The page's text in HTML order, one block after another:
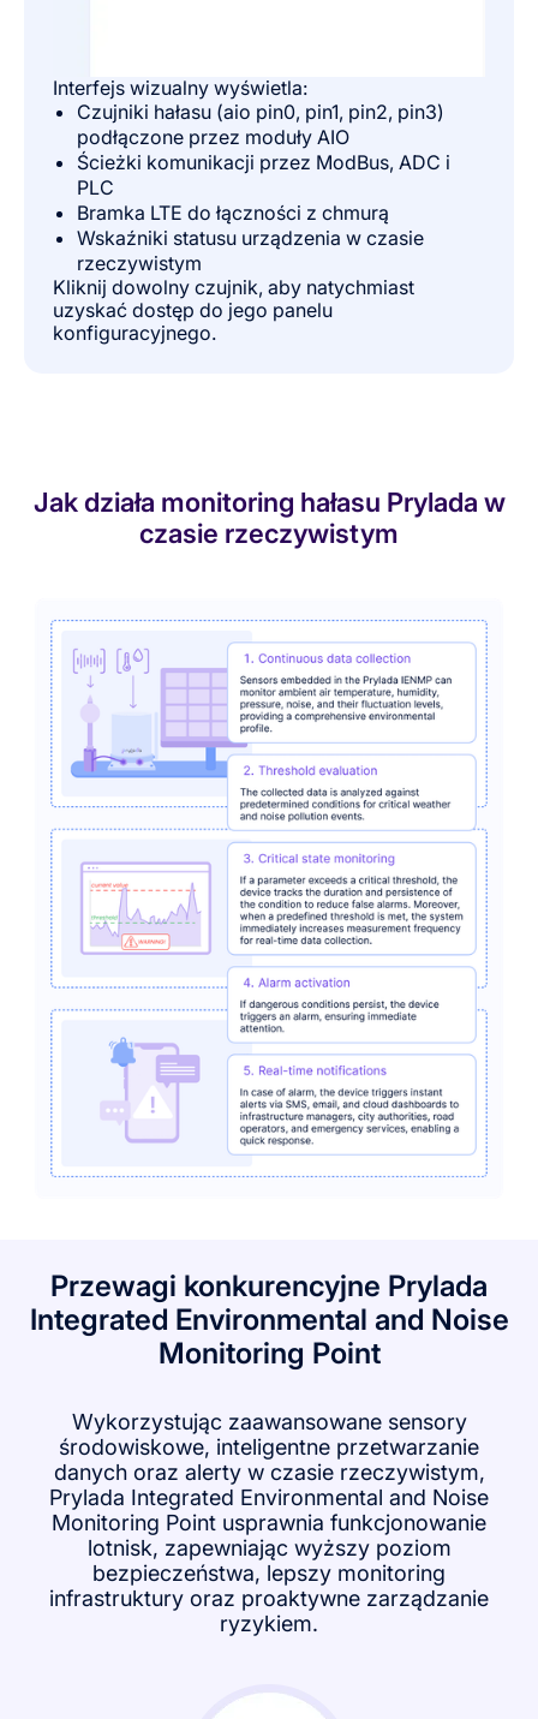
Interfejs wizualny wyświetla:
Czujniki hałasu (aio pin0, pin1, pin2, pin3)
podłączone przez moduły AIO
Ścieżki komunikacji przez ModBus, ADC i
PLC
Bramka LTE do łączności z chmurą
Wskaźniki statusu urządzenia w czasie
rzeczywistym
Kliknij dowolny czujnik, aby natychmiast
uzyskać dostęp do jego panelu
konfiguracyjnego.
Jak działa monitoring hałasu Prylada w
czasie rzeczywistym
Przewagi konkurencyjne Prylada
Integrated Environmental and Noise
Monitoring Point
Wykorzystując zaawansowane sensory
środowiskowe, inteligentne przetwarzanie
danych oraz alerty w czasie rzeczywistym,
Prylada Integrated Environmental and Noise
Monitoring Point usprawnia funkcjonowanie
lotnisk, zapewniając wyższy poziom
bezpieczeństwa, lepszy monitoring
infrastruktury oraz proaktywne zarządzanie
ryzykiem.